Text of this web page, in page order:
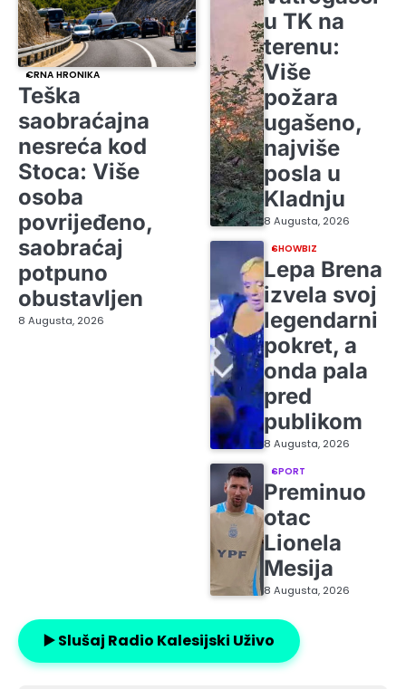
CRNA HRONIKA
Teška
saobraćajna
nesreća kod
Stoca: Više
osoba
povrijeđeno,
saobraćaj
potpuno
obustavljen
8 Augusta, 2026
u TK na
terenu:
Više
požara
ugašeno,
najviše
posla u
Kladnju
8 Augusta, 2026
SHOWBIZ
Lepa Brena
izvela svoj
legendarni
pokret, a
onda pala
pred
publikom
8 Augusta, 2026
SPORT
Preminuo
otac
Lionela
Mesija
8 Augusta, 2026
▶️ Slušaj Radio Kalesijski Uživo